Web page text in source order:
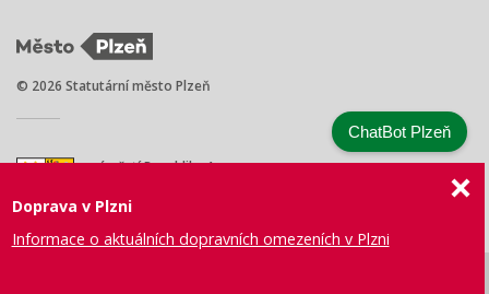
© 2026 Statutární město Plzeň
náměstí Republiky 1
Tel.: +420 378 031 111
Doprava v Plzni
Informace o aktuálních dopravních omezeních v Plzni
ChatBot Plzeň